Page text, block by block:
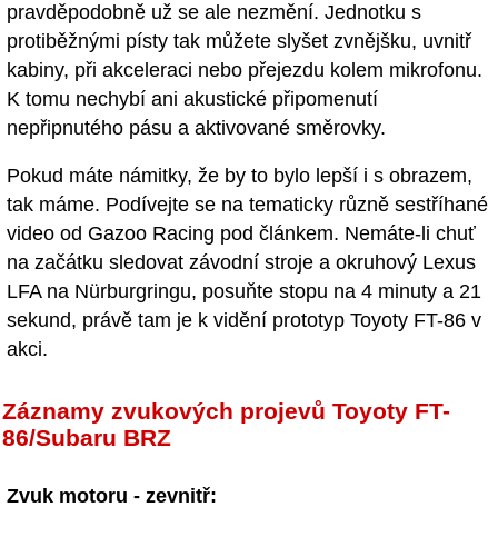
pravděpodobně už se ale nezmění. Jednotku s
protiběžnými písty tak můžete slyšet zvnějšku, uvnitř
kabiny, při akceleraci nebo přejezdu kolem mikrofonu.
K tomu nechybí ani akustické připomenutí
nepřipnutého pásu a aktivované směrovky.
Pokud máte námitky, že by to bylo lepší i s obrazem,
tak máme. Podívejte se na tematicky různě sestříhané
video od Gazoo Racing pod článkem. Nemáte-li chuť
na začátku sledovat závodní stroje a okruhový Lexus
LFA na Nürburgringu, posuňte stopu na 4 minuty a 21
sekund, právě tam je k vidění prototyp Toyoty FT-86 v
akci.
Záznamy zvukových projevů Toyoty FT-
86/Subaru BRZ
Zvuk motoru - zevnitř: